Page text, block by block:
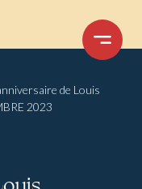
OUVRIR
MENU
de Louis
2023